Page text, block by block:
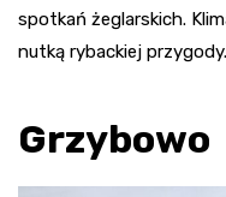
spotkań żeglarskich.
nutką rybackiej przygody.
Grzybowo